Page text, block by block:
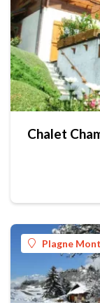
Chalet
Plagne